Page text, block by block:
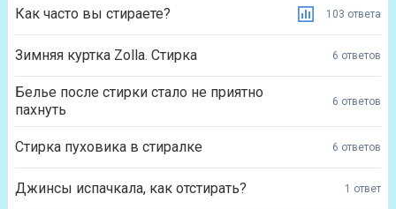
Как часто вы стираете? 103 ответа
Зимняя куртка Zolla. Стирка 6 ответов
Белье после стирки стало не приятно
пахнуть
6 ответов
Стирка пуховика в стиралке 6 ответов
Джинсы испачкала, как отстирать? 1 ответ